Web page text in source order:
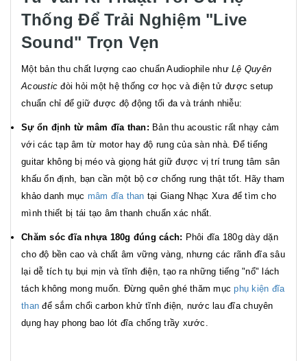
Thống Để Trải Nghiệm "Live
Sound" Trọn Vẹn
Một bản thu chất lượng cao chuẩn Audiophile như Lệ Quyên
Acoustic đòi hỏi một hệ thống cơ học và điện tử được setup
chuẩn chỉ để giữ được độ động tối đa và tránh nhiễu:
Sự ổn định từ mâm đĩa than: Bản thu acoustic rất nhạy cảm
với các tạp âm từ motor hay độ rung của sàn nhà. Để tiếng
guitar không bị méo và giọng hát giữ được vị trí trung tâm sân
khấu ổn định, bạn cần một bộ cơ chống rung thật tốt. Hãy tham
khảo danh mục mâm đĩa than tại Giang Nhạc Xưa để tìm cho
mình thiết bị tái tạo âm thanh chuẩn xác nhất.
Chăm sóc đĩa nhựa 180g đúng cách: Phôi đĩa 180g dày dặn
cho độ bền cao và chất âm vững vàng, nhưng các rãnh đĩa sâu
lại dễ tích tụ bụi mịn và tĩnh điện, tạo ra những tiếng "nổ" lách
tách không mong muốn. Đừng quên ghé thăm mụcphụ kiện đĩa
than để sắm chổi carbon khử tĩnh điện, nước lau đĩa chuyên
dụng hay phong bao lót đĩa chống trầy xước.